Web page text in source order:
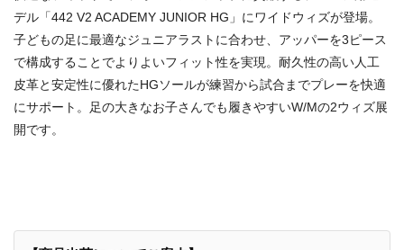
デル「442 V2 ACADEMY JUNIOR HG」にワイドウィズが登場。
子どもの足に最適なジュニアラストに合わせ、アッパーを3ピース
で構成することでよりよいフィット性を実現。耐久性の高い人工
皮革と安定性に優れたHGソールが練習から試合までプレーを快適
にサポート。足の大きなお子さんでも履きやすいW/Mの2ウィズ展
開です。